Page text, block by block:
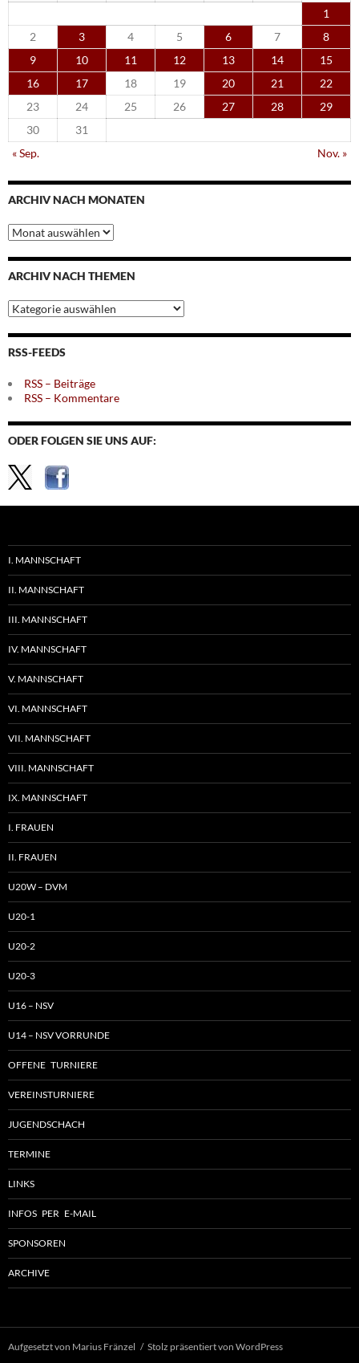
1
2
3 4 5 6 7
8
9
10 11 12 13 14
15
16
17 18 19 20 21
22
23
24 25 26 27 28
29
30
31
« Sep.
Nov. »
ARCHIV NACH MONATEN
Archiv
nach
Monaten
ARCHIV NACH THEMEN
Archiv
nach
Themen
RSS-FEEDS
RSS – Beiträge
RSS – Kommentare
ODER FOLGEN SIE UNS AUF:
I. MANNSCHAFT
II. MANNSCHAFT
III. MANNSCHAFT
IV. MANNSCHAFT
V. MANNSCHAFT
VI. MANNSCHAFT
VII. MANNSCHAFT
VIII. MANNSCHAFT
IX. MANNSCHAFT
I. FRAUEN
II. FRAUEN
U20W – DVM
U20-1
U20-2
U20-3
U16 – NSV
U14 – NSV VORRUNDE
OFFENE TURNIERE
VEREINSTURNIERE
JUGENDSCHACH
TERMINE
LINKS
INFOS PER E-MAIL
SPONSOREN
ARCHIVE
Aufgesetzt von Marius Fränzel Stolz präsentiert von WordPress